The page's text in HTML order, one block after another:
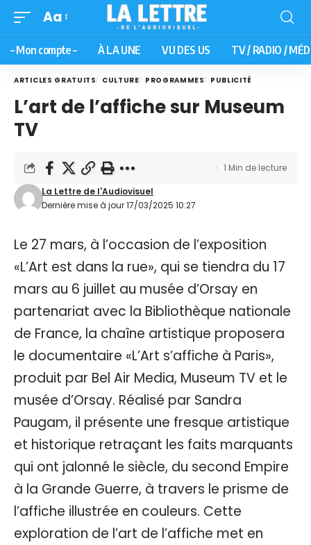
Aa
– Mon compte – À LA UNE VU DES US TV / RADIO /
ARTICLES GRATUITS CULTURE PROGRAMMES PUBLICITÉ
L’art de l’affiche sur Museum
TV
Dernière mise à jour 17/03/2025 10:27
La Lettre de l'Audiovisuel
1 Min de lecture
Le 27 mars, à l’occasion de l’exposition
«L’Art est dans la rue», qui se tiendra du 17
mars au 6 juillet au musée d’Orsay en
partenariat avec la Bibliothèque nationale
de France, la chaîne artistique proposera
le documentaire «L’Art s’affiche à Paris»,
produit par Bel Air Media, Museum TV et le
musée d’Orsay. Réalisé par Sandra
Paugam, il présente une fresque artistique
et historique retraçant les faits marquants
qui ont jalonné le siècle, du second Empire
à la Grande Guerre, à travers le prisme de
l’affiche illustrée en couleurs. Cette
exploration de l’art de l’affiche met en